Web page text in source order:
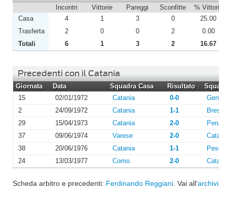
Incontri Vittorie Pareggi Sconfitte % Vittorie
Casa
4 1 3 0
25.00
Trasferta
2 0 0 2
0.00
Totali
6 1 3 2 16.67
Precedenti con il Catania
Giornata Data Squadra Casa Risultato
15
02/01/1972 Catania 0-0
Genoa
2
24/09/1972 Catania 1-1
29
15/04/1973 Catania 2-0
37
09/06/1974 Varese 2-0
38
20/06/1976 Catania 1-1
24
13/03/1977 Como 2-0
Scheda arbitro e precedenti: Ferdinando Reggiani . Vai all’archivio